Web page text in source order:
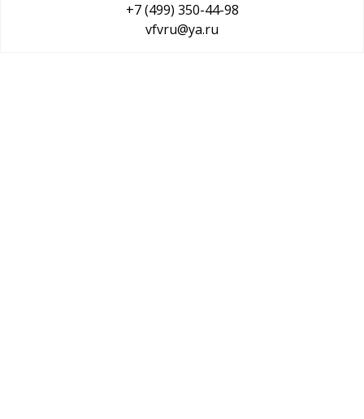
+7 (499) 350-44-98
vfvru@ya.ru